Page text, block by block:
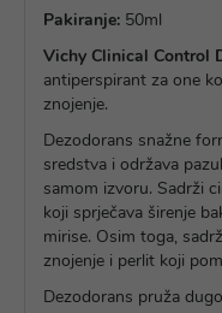
Pakiranje: 50ml
Vichy Clinical Control
antiperspirant za one
znojenje.
Dezodorans snažne
sredstva i održava
samom izvoru. Sadrži
koji sprječava širenje
mirise. Osim toga,
znojenje i perlit koji
Dezodorans pruža